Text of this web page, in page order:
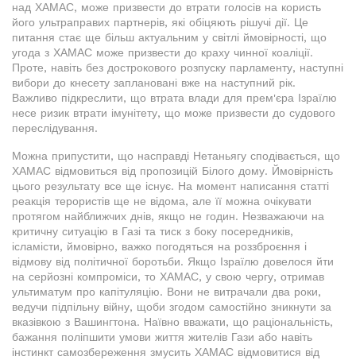
над ХАМАС, може призвести до втрати голосів на користь
його ультраправих партнерів, які обіцяють рішучі дії. Це
питання стає ще більш актуальним у світлі ймовірності, що
угода з ХАМАС може призвести до краху чинної коаліції.
Проте, навіть без дострокового розпуску парламенту, наступні
вибори до кнесету заплановані вже на наступний рік.
Важливо підкреслити, що втрата влади для прем'єра Ізраїлю
несе ризик втрати імунітету, що може призвести до судового
переслідування.
Можна припустити, що насправді Нетаньягу сподівається, що
ХАМАС відмовиться від пропозицій Білого дому. Ймовірність
цього результату все ще існує. На момент написання статті
реакція терористів ще не відома, але її можна очікувати
протягом найближчих днів, якщо не годин. Незважаючи на
критичну ситуацію в Газі та тиск з боку посередників,
ісламісти, ймовірно, важко погодяться на роззброєння і
відмову від політичної боротьби. Якщо Ізраїлю довелося йти
на серйозні компроміси, то ХАМАС, у свою чергу, отримав
ультиматум про капітуляцію. Вони не витрачали два роки,
ведучи підпільну війну, щоби згодом самостійно зникнути за
вказівкою з Вашингтона. Наївно вважати, що раціональність,
бажання поліпшити умови життя жителів Гази або навіть
інстинкт самозбереження змусить ХАМАС відмовитися від